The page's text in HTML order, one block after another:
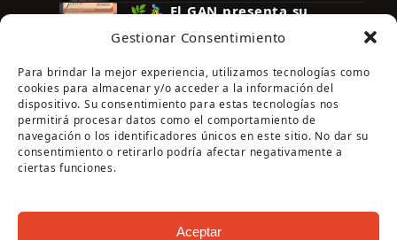
Gestionar Consentimiento
Para brindar la mejor experiencia, utilizamos tecnologías como
cookies para almacenar y/o acceder a la información del
dispositivo. Su consentimiento para estas tecnologías nos
permitirá procesar datos como el comportamiento de
navegación o los identificadores únicos en este sitio. No dar su
consentimiento o retirarlo podría afectar negativamente a
ciertas funciones.
Aceptar
🌿🚴‍♂️ El GAN presenta su
🌊🥾
Encuesta de Calidad